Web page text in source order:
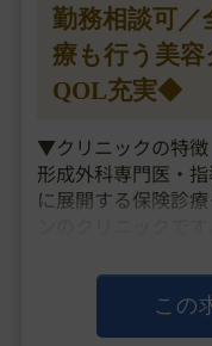
勤務相談可
療も行う美容
QOL充実◆
▼クリニックの特徴
形成外科専門医・
に展開する保険診
いやすい価格設定
くりを行い、都内
のある人気クリニ
この